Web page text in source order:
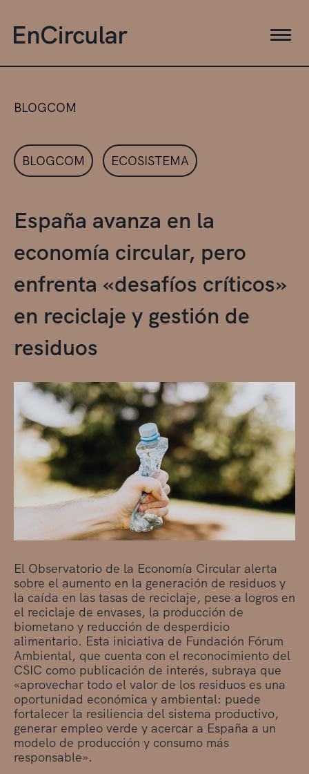
BLOGCOM
BLOGCOM ECOSISTEMA
España avanza en la
economía circular, pero
enfrenta «desafíos críticos»
en reciclaje y gestión de
residuos
El Observatorio de la Economía Circular alerta
sobre el aumento en la generación de residuos y
la caída en las tasas de reciclaje, pese a logros en
el reciclaje de envases, la producción de
biometano y reducción de desperdicio
alimentario. Esta iniciativa de Fundación Fórum
Ambiental, que cuenta con el reconocimiento del
CSIC como publicación de interés, subraya que
«aprovechar todo el valor de los residuos es una
oportunidad económica y ambiental: puede
fortalecer la resiliencia del sistema productivo,
generar empleo verde y acercar a España a un
modelo de producción y consumo más
responsable».